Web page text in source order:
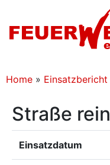
Home » Einsatzbericht
Straße
Einsatzdatum